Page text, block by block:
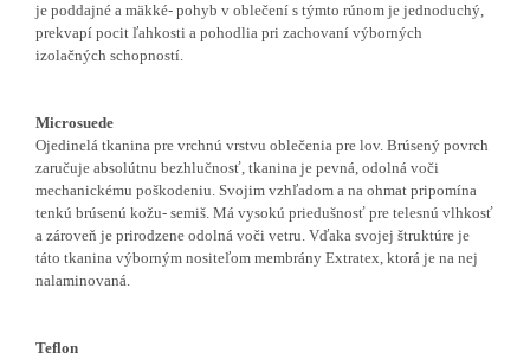
je poddajné a mäkké- pohyb v oblečení s týmto rúnom je jednoduchý,
prekvapí pocit ľahkosti a pohodlia pri zachovaní výborných
izolačných schopností.
Microsuede
Ojedinelá tkanina pre vrchnú vrstvu oblečenia pre lov. Brúsený povrch
zaručuje absolútnu bezhlučnosť, tkanina je pevná, odolná voči
mechanickému poškodeniu. Svojim vzhľadom a na ohmat pripomína
tenkú brúsenú kožu- semiš. Má vysokú priedušnosť pre telesnú vlhkosť
a zároveň je prirodzene odolná voči vetru. Vďaka svojej štruktúre je
táto tkanina výborným nositeľom membrány Extratex, ktorá je na nej
nalaminovaná.
Teflon